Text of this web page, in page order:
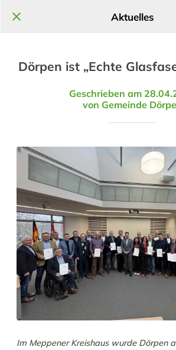
Aktuelles
Dörpen ist „Echte
Geschrieben am
von Gemeinde
Im Meppener Kreishaus wurde Dörpen